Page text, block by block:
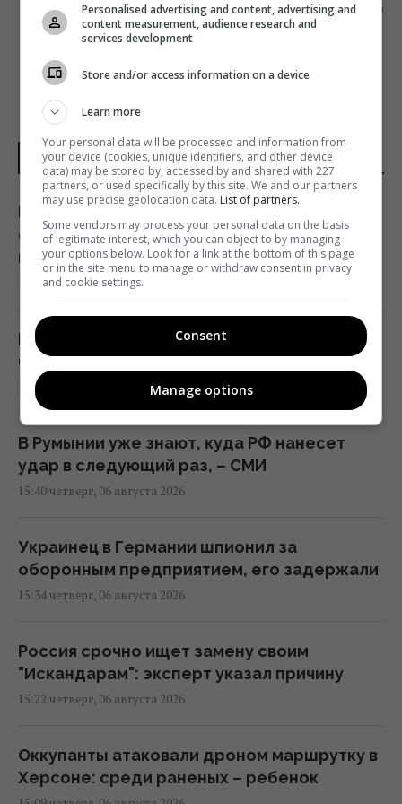
СОТРУДНИЧЕСТВО С ЮНИСЕФ
НОВОСТИ УКРАИНЫ
В Фонде госимущества прогнозируют
сложности с приватизацией крупных
государственных активов
15:58 четверг, 06 августа 2026
Когда у Украины появится собственная
баллистика: Зеленский раскрыл сроки
15:45 четверг, 06 августа 2026
В Румынии уже знают, куда РФ нанесет
удар в следующий раз, – СМИ
15:40 четверг, 06 августа 2026
Украинец в Германии шпионил за
оборонным предприятием, его задержали
15:34 четверг, 06 августа 2026
Россия срочно ищет замену своим
"Искандарам": эксперт указал причину
15:22 четверг, 06 августа 2026
Оккупанты атаковали дроном маршрутку в
Херсоне: среди раненых – ребенок
Personalised advertising and content, advertising and
content measurement, audience research and
services development
Store and/or access information on a device
Learn more
Your personal data will be processed and information from
your device (cookies, unique identifiers, and other device
data) may be stored by, accessed by and shared with 227
partners, or used specifically by this site. We and our partners
may use precise geolocation data. List of partners.
Some vendors may process your personal data on the basis
of legitimate interest, which you can object to by managing
your options below. Look for a link at the bottom of this page
or in the site menu to manage or withdraw consent in privacy
and cookie settings.
Consent
Manage options